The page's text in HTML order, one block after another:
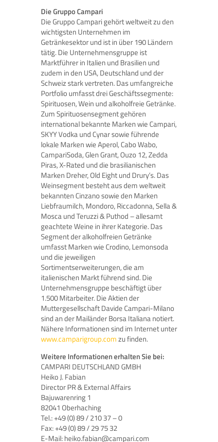
Die Gruppo Campari
Die Gruppo Campari gehört weltweit zu den
wichtigsten Unternehmen im
Getränkesektor und ist in über 190 Ländern
tätig. Die Unternehmensgruppe ist
Marktführer in Italien und Brasilien und
zudem in den USA, Deutschland und der
Schweiz stark vertreten. Das umfangreiche
Portfolio umfasst drei Geschäftssegmente:
Spirituosen, Wein und alkoholfreie Getränke.
Zum Spirituosensegment gehören
international bekannte Marken wie Campari,
SKYY Vodka und Cynar sowie führende
lokale Marken wie Aperol, Cabo Wabo,
CampariSoda, Glen Grant, Ouzo 12, Zedda
Piras, X-Rated und die brasilianischen
Marken Dreher, Old Eight und Drury’s. Das
Weinsegment besteht aus dem weltweit
bekannten Cinzano sowie den Marken
Liebfraumilch, Mondoro, Riccadonna, Sella &
Mosca und Teruzzi & Puthod – allesamt
geachtete Weine in ihrer Kategorie. Das
Segment der alkoholfreien Getränke
umfasst Marken wie Crodino, Lemonsoda
und die jeweiligen
Sortimentserweiterungen, die am
italienischen Markt führend sind. Die
Unternehmensgruppe beschäftigt über
1.500 Mitarbeiter. Die Aktien der
Muttergesellschaft Davide Campari-Milano
sind an der Mailänder Borsa Italiana notiert.
Nähere Informationen sind im Internet unter
www.camparigroup.comzu finden.
Weitere Informationen erhalten Sie bei:
CAMPARI DEUTSCHLAND GMBH
Heiko J. Fabian
Director PR & External Affairs
Bajuwarenring 1
82041 Oberhaching
Tel.: +49 (0) 89 / 210 37 – 0
Fax: +49 (0) 89 / 29 75 32
E-Mail: heiko.fabian@campari.com